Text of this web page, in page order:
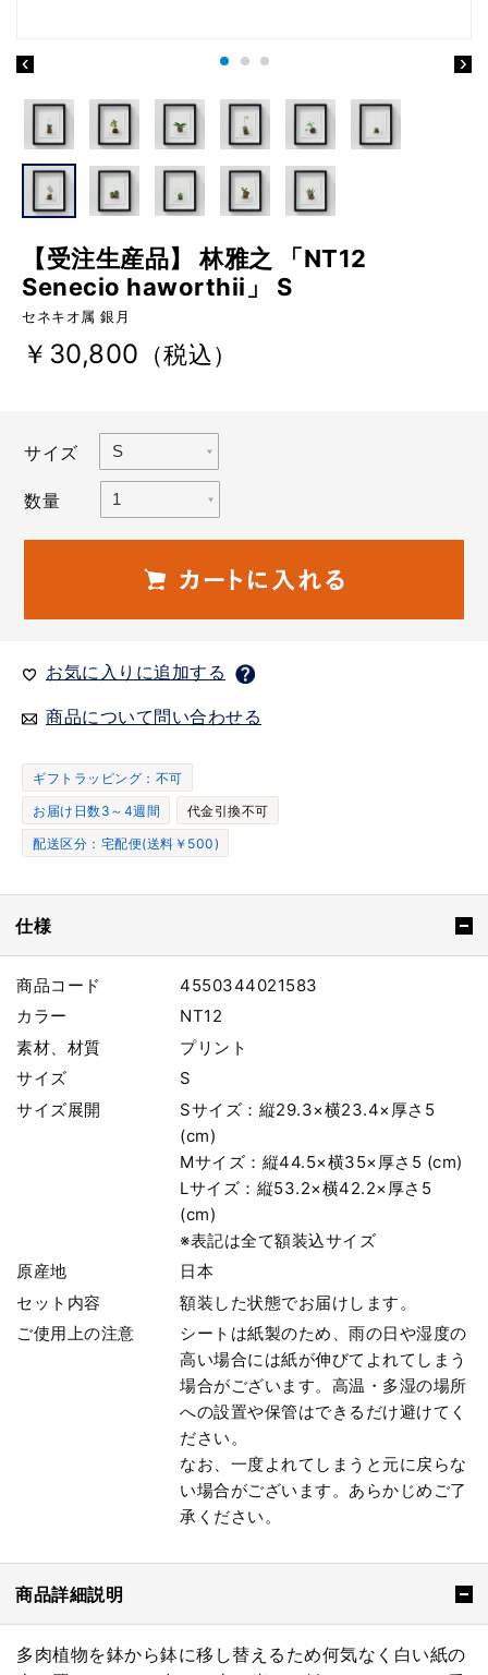
【受注生産品】 林雅之 「NT12
Senecio haworthii」 S
セネキオ属 銀月
￥30,800 （税込）
サイズ
数量
お気に入りに追加する
商品について問い合わせる
ギフトラッピング：不可
お届け日数3～4週間
代金引換不可
配送区分：宅配便(送料￥500)
仕様
商品コード
4550344021583
カラー
NT12
素材、材質
プリント
サイズ
S
サイズ展開
Sサイズ：縦29.3×横23.4×厚さ5
(cm)
Mサイズ：縦44.5×横35×厚さ5 (cm)
Lサイズ：縦53.2×横42.2×厚さ5
(cm)
※表記は全て額装込サイズ
原産地
日本
セット内容
額装した状態でお届けします。
ご使用上の注意
シートは紙製のため、雨の日や湿度の
高い場合には紙が伸びてよれてしまう
場合がございます。高温・多湿の場所
への設置や保管はできるだけ避けてく
ださい。
なお、一度よれてしまうと元に戻らな
い場合がございます。あらかじめご了
承ください。
商品詳細説明
多肉植物を鉢から鉢に移し替えるため何気なく白い紙の